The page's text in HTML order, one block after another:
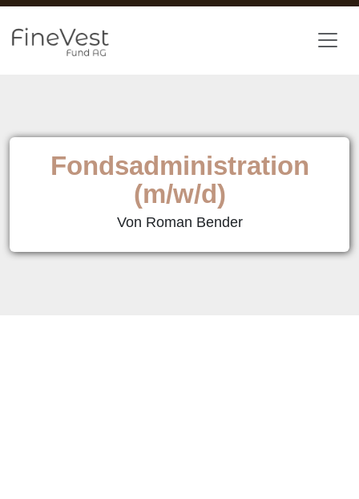
Zum Hauptinhalt springen
Fondsadministration
(m/w/d)
Von Roman Bender